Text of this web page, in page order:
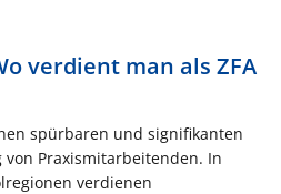
verdient man als ZFA
spürbaren und signifikanten
Praxismitarbeitenden. In
verdienen